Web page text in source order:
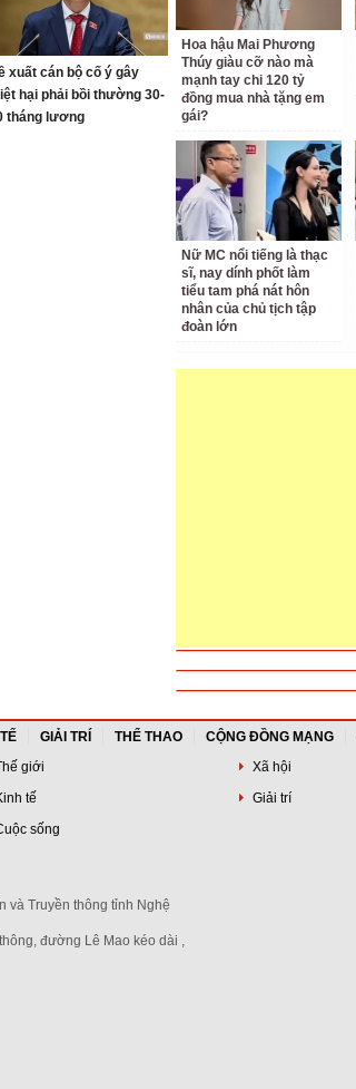
xuất cán bộ cố ý gây
hại phải bồi thường 30-
tháng lương
Hoa hậu Mai Phương
Thúy giàu cỡ nào mà
mạnh tay chi 120 tỷ
đồng mua nhà tặng em
gái?
Nữ MC nổi tiếng là thạc
sĩ, nay dính phốt làm
tiểu tam phá nát hôn
nhân của chủ tịch tập
đoàn lớn
GIẢI TRÍ THỂ THAO CỘNG ĐỒNG MẠNG
giới
Xã hội
tế
Giải trí
sống
và Truyền thông tỉnh Nghệ
đường Lê Mao kéo dài ,